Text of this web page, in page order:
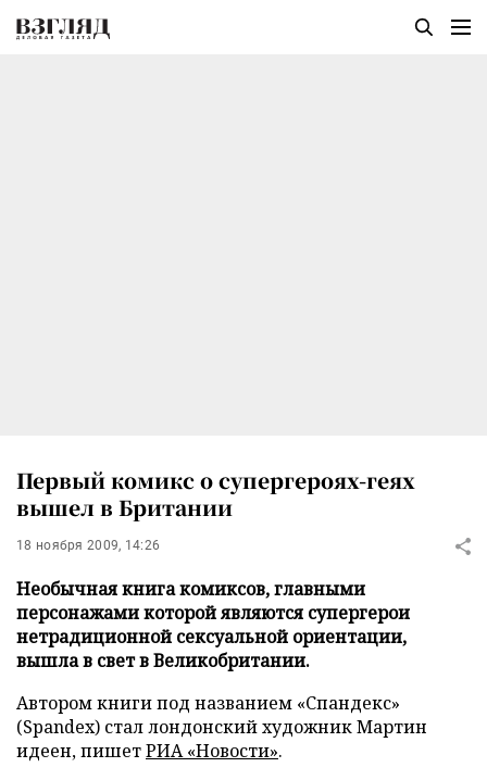
Первый комикс о супергероях-геях
вышел в Британии
18 ноября 2009, 14:26
Необычная книга комиксов, главными
персонажами которой являются супергерои
нетрадиционной сексуальной ориентации,
вышла в свет в Великобритании.
Автором книги под названием «Спандекс»
(Spandex) стал лондонский художник Мартин
идеен, пишетРИА «Новости».